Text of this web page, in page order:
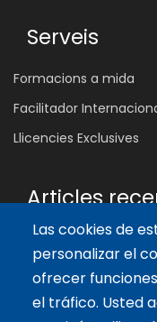
Las cookies de
personalizar el
ofrecer
el tráfico. Usted
Serveis
Formacions a mida
Facilitador
Llicencies Exclusives
Articles
Les 5 Competències
Connecta i Empodera
11 oct. 2024
Beneficis del Joc en